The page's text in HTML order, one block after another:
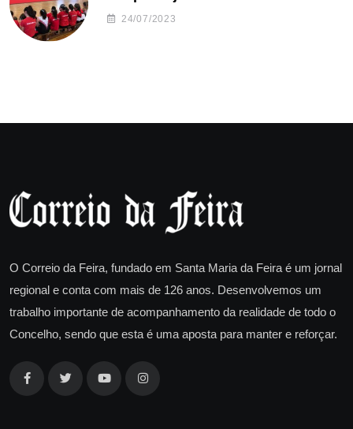
24/07/2023
O Correio da Feira, fundado em Santa Maria da Feira é um jornal
regional e conta com mais de 126 anos. Desenvolvemos um
trabalho importante de acompanhamento da realidade de todo o
Concelho, sendo que esta é uma aposta para manter e reforçar.